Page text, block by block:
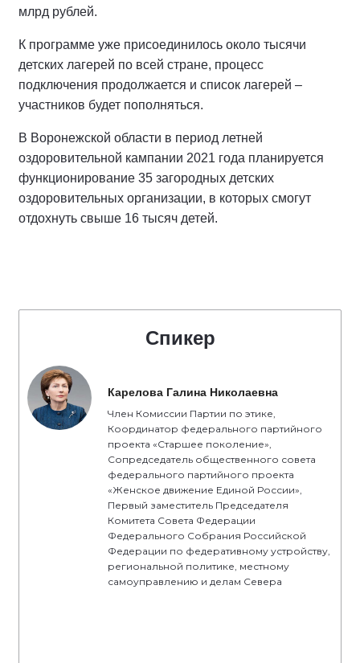
млрд рублей.
К программе уже присоединилось около тысячи
детских лагерей по всей стране, процесс
подключения продолжается и список лагерей –
участников будет пополняться.
В Воронежской области в период летней
оздоровительной кампании 2021 года планируется
функционирование 35 загородных детских
оздоровительных организации, в которых смогут
отдохнуть свыше 16 тысяч детей.
Спикер
Карелова Галина Николаевна
Член Комиссии Партии по этике,
Координатор федерального партийного
проекта «Старшее поколение»,
Сопредседатель общественного совета
федерального партийного проекта
«Женское движение Единой России»,
Первый заместитель Председателя
Комитета Совета Федерации
Федерального Собрания Российской
Федерации по федеративному устройству,
региональной политике, местному
самоуправлению и делам Севера